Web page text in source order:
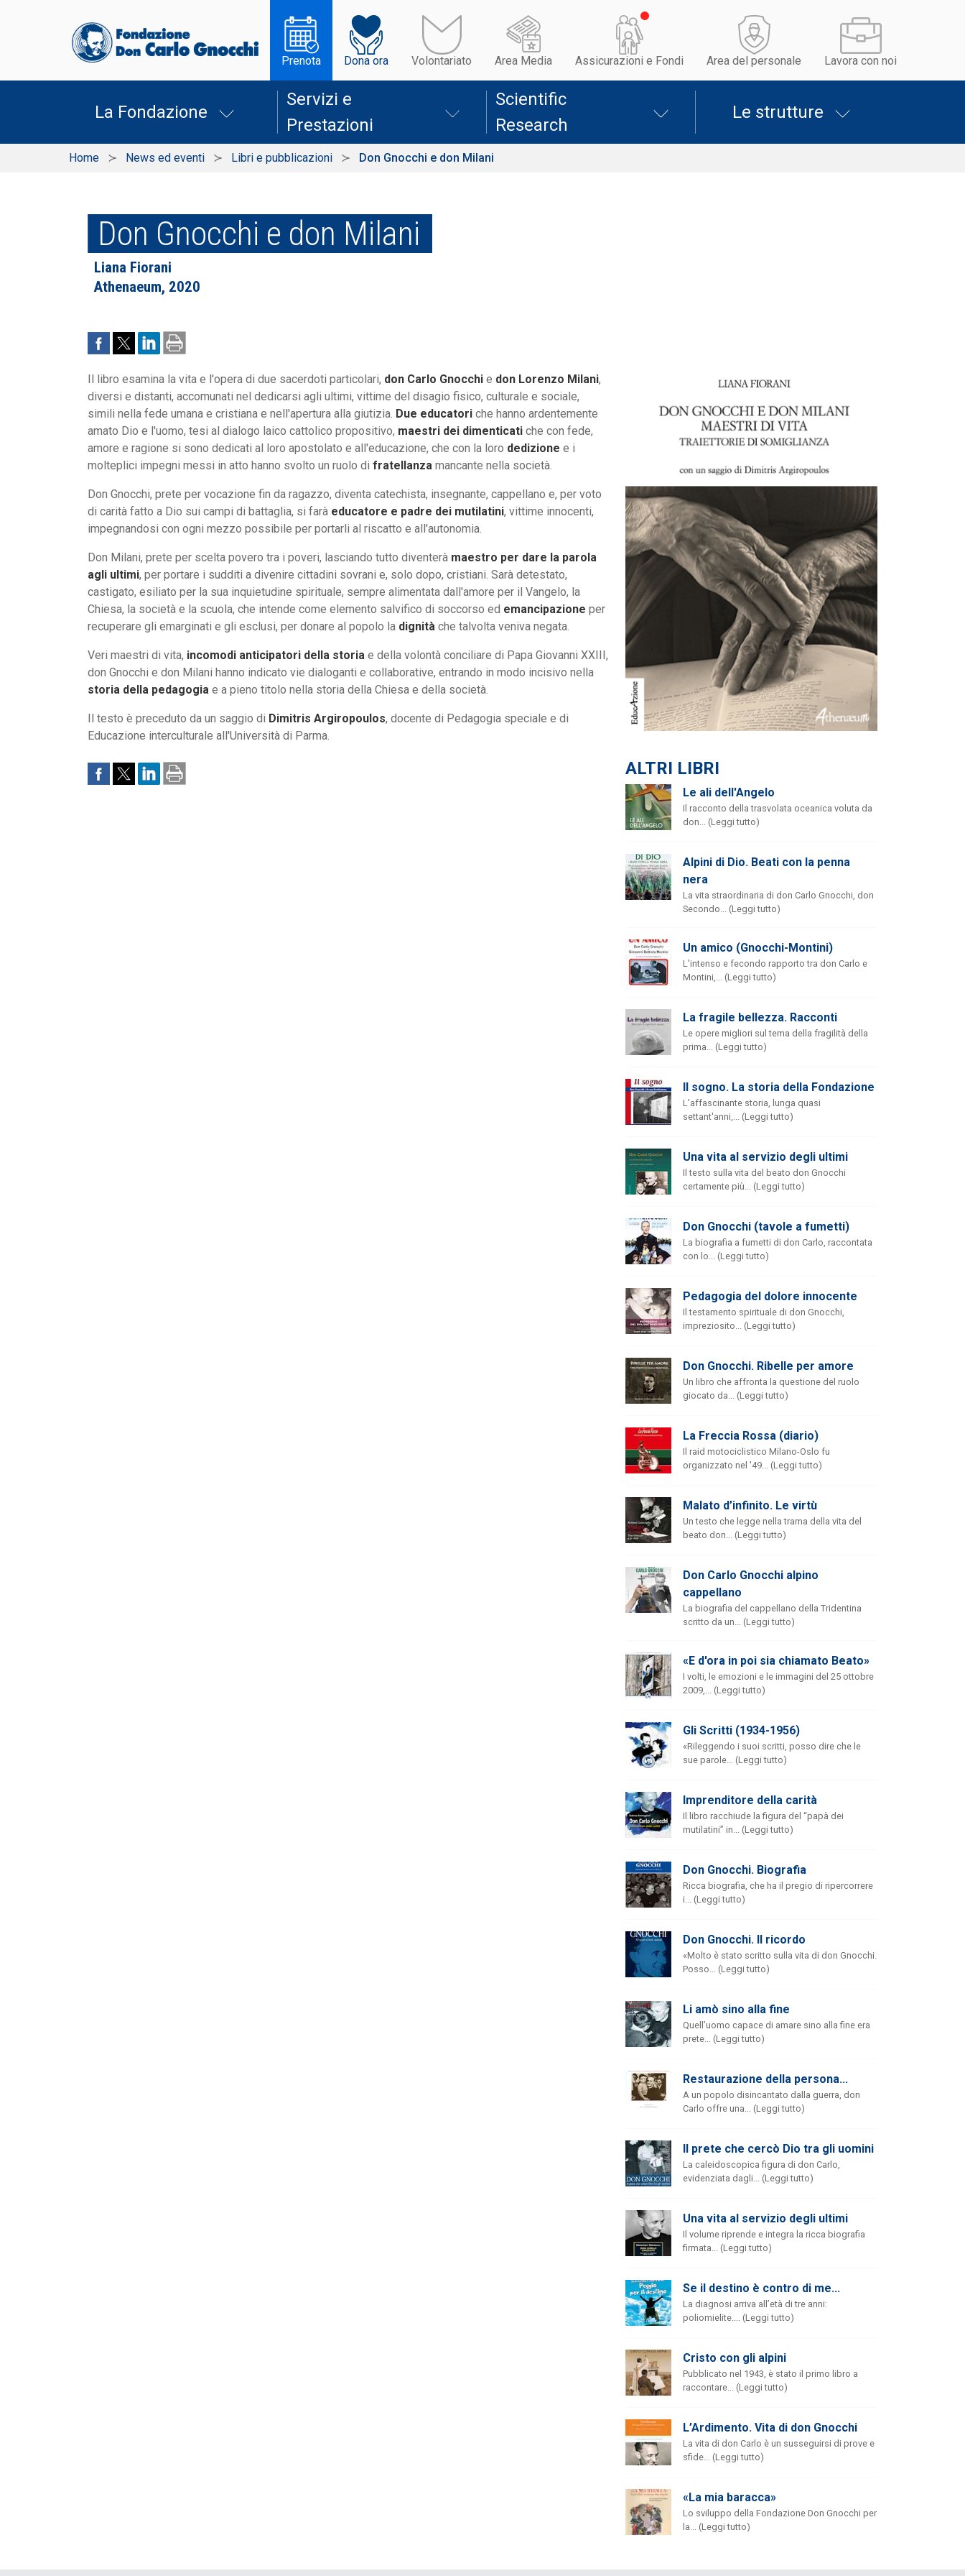
Prenota Dona ora Volontariato Area Media Assicurazioni e Fondi Area del personale Lavora con noi
La Fondazione
Servizi e
Prestazioni
Scientific
Research
Le strutture
Home News ed eventi Libri e pubblicazioni Don Gnocchi e don Milani
Don Gnocchi e don Milani
Liana Fiorani
Athenaeum, 2020
Il libro esamina la vita e l'opera di due sacerdoti particolari, don Carlo Gnocchi e don Lorenzo Milani,
diversi e distanti, accomunati nel dedicarsi agli ultimi, vittime del disagio fisico, culturale e sociale,
simili nella fede umana e cristiana e nell'apertura alla giutizia. Due educatori che hanno ardentemente
amato Dio e l'uomo, tesi al dialogo laico cattolico propositivo, maestri dei dimenticati che con fede,
amore e ragione si sono dedicati al loro apostolato e all'educazione, che con la loro dedizione e i
molteplici impegni messi in atto hanno svolto un ruolo di fratellanza mancante nella società.
Don Gnocchi, prete per vocazione fin da ragazzo, diventa catechista, insegnante, cappellano e, per voto
di carità fatto a Dio sui campi di battaglia, si farà educatore e padre dei mutilatini, vittime innocenti,
impegnandosi con ogni mezzo possibile per portarli al riscatto e all'autonomia.
Don Milani, prete per scelta povero tra i poveri, lasciando tutto diventerà maestro per dare la parola
agli ultimi, per portare i sudditi a divenire cittadini sovrani e, solo dopo, cristiani. Sarà detestato,
castigato, esiliato per la sua inquietudine spirituale, sempre alimentata dall'amore per il Vangelo, la
Chiesa, la società e la scuola, che intende come elemento salvifico di soccorso ed emancipazione per
recuperare gli emarginati e gli esclusi, per donare al popolo la dignità che talvolta veniva negata.
Veri maestri di vita, incomodi anticipatori della storia e della volontà conciliare di Papa Giovanni XXIII,
don Gnocchi e don Milani hanno indicato vie dialoganti e collaborative, entrando in modo incisivo nella
storia della pedagogia e a pieno titolo nella storia della Chiesa e della società.
Il testo è preceduto da un saggio di Dimitris Argiropoulos, docente di Pedagogia speciale e di
Educazione interculturale all'Università di Parma.
ALTRI LIBRI
Le ali dell'Angelo
Il racconto della trasvolata oceanica voluta da
don... (Leggi tutto)
Alpini di Dio. Beati con la penna
nera
La vita straordinaria di don Carlo Gnocchi, don
Secondo... (Leggi tutto)
Un amico (Gnocchi-Montini)
L'intenso e fecondo rapporto tra don Carlo e
Montini,... (Leggi tutto)
La fragile bellezza. Racconti
Le opere migliori sul tema della fragilità della
prima... (Leggi tutto)
Il sogno. La storia della Fondazione
L'affascinante storia, lunga quasi
settant'anni,... (Leggi tutto)
Una vita al servizio degli ultimi
Il testo sulla vita del beato don Gnocchi
certamente più... (Leggi tutto)
Don Gnocchi (tavole a fumetti)
La biografia a fumetti di don Carlo, raccontata
con lo... (Leggi tutto)
Pedagogia del dolore innocente
Il testamento spirituale di don Gnocchi,
impreziosito... (Leggi tutto)
Don Gnocchi. Ribelle per amore
Un libro che affronta la questione del ruolo
giocato da... (Leggi tutto)
La Freccia Rossa (diario)
Il raid motociclistico Milano-Oslo fu
organizzato nel '49... (Leggi tutto)
Malato d’infinito. Le virtù
Un testo che legge nella trama della vita del
beato don... (Leggi tutto)
Don Carlo Gnocchi alpino
cappellano
La biografia del cappellano della Tridentina
scritto da un... (Leggi tutto)
«E d'ora in poi sia chiamato Beato»
I volti, le emozioni e le immagini del 25 ottobre
2009,... (Leggi tutto)
Gli Scritti (1934-1956)
«Rileggendo i suoi scritti, posso dire che le
sue parole... (Leggi tutto)
Imprenditore della carità
Il libro racchiude la figura del “papà dei
mutilatini” in... (Leggi tutto)
Don Gnocchi. Biografia
Ricca biografia, che ha il pregio di ripercorrere
i... (Leggi tutto)
Don Gnocchi. Il ricordo
«Molto è stato scritto sulla vita di don Gnocchi.
Posso... (Leggi tutto)
Li amò sino alla fine
Quell’uomo capace di amare sino alla fine era
prete... (Leggi tutto)
Restaurazione della persona...
A un popolo disincantato dalla guerra, don
Carlo offre una... (Leggi tutto)
Il prete che cercò Dio tra gli uomini
La caleidoscopica figura di don Carlo,
evidenziata dagli... (Leggi tutto)
Una vita al servizio degli ultimi
Il volume riprende e integra la ricca biografia
firmata... (Leggi tutto)
Se il destino è contro di me...
La diagnosi arriva all’età di tre anni:
poliomielite.... (Leggi tutto)
Cristo con gli alpini
Pubblicato nel 1943, è stato il primo libro a
raccontare... (Leggi tutto)
L’Ardimento. Vita di don Gnocchi
La vita di don Carlo è un susseguirsi di prove e
sfide... (Leggi tutto)
«La mia baracca»
Lo sviluppo della Fondazione Don Gnocchi per
la... (Leggi tutto)